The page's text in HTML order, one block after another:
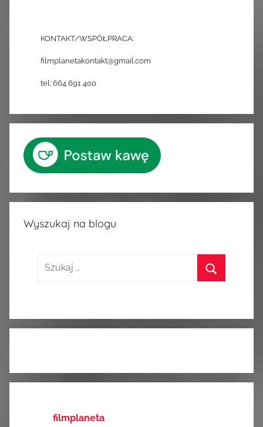
KONTAKT/WSPÓŁPRACA:
filmplanetakontakt@gmail.com
tel: 664 691 400
Wyszukaj na blogu
Szukaj:
filmplaneta